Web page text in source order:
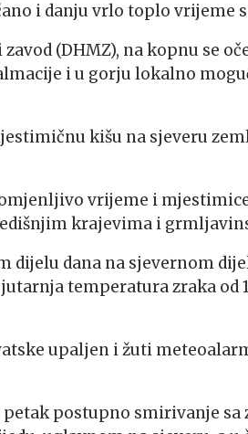
i danju vrlo toplo vrijeme
(DHMZ), na kopnu se
i u gorju lokalno
kišu na sjeveru
vrijeme i
krajevima i
dijelu dana na sjevernom
temperatura zraka od
upaljen i žuti
postupno smirivanje sa